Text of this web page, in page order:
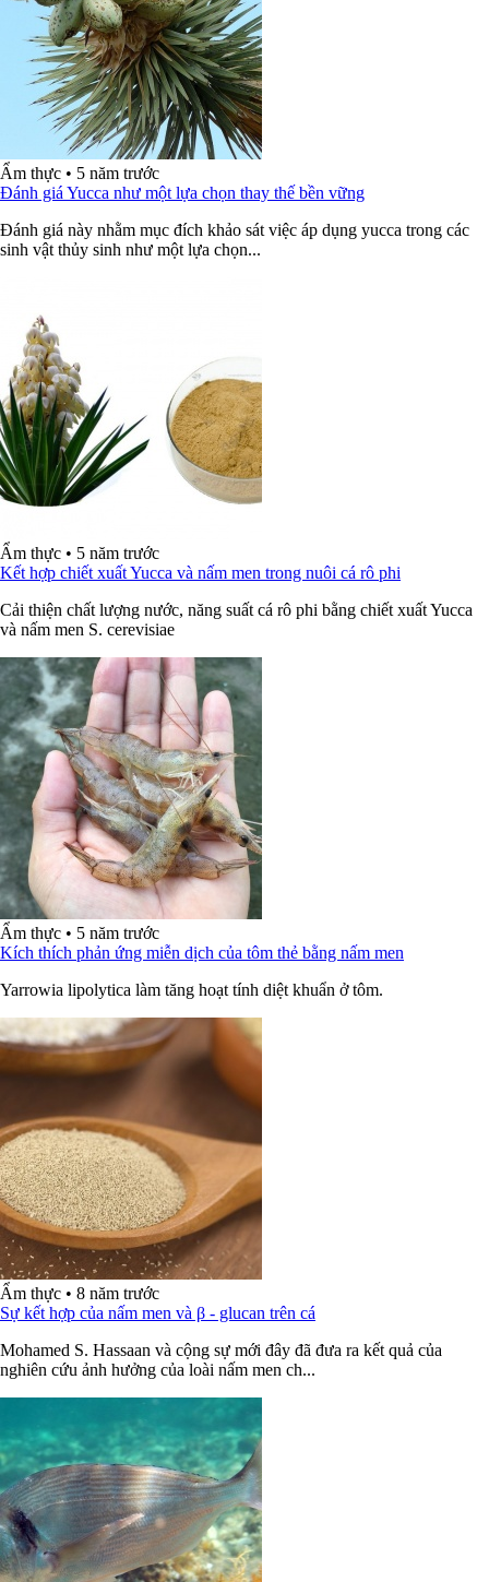
Ẩm thực • 5 năm trước
Đánh giá Yucca như một lựa chọn thay thế bền vững
Đánh giá này nhằm mục đích khảo sát việc áp dụng yucca trong các
sinh vật thủy sinh như một lựa chọn...
Ẩm thực • 5 năm trước
Kết hợp chiết xuất Yucca và nấm men trong nuôi cá rô phi
Cải thiện chất lượng nước, năng suất cá rô phi bằng chiết xuất Yucca
và nấm men S. cerevisiae
Ẩm thực • 5 năm trước
Kích thích phản ứng miễn dịch của tôm thẻ bằng nấm men
Yarrowia lipolytica làm tăng hoạt tính diệt khuẩn ở tôm.
Ẩm thực • 8 năm trước
Sự kết hợp của nấm men và β ‐ glucan trên cá
Mohamed S. Hassaan và cộng sự mới đây đã đưa ra kết quả của
nghiên cứu ảnh hưởng của loài nấm men ch...